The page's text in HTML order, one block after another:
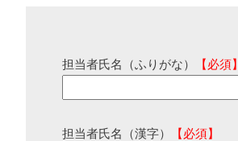
担当者氏名（ふりがな） 【必須】
担当者氏名（漢字） 【必須】